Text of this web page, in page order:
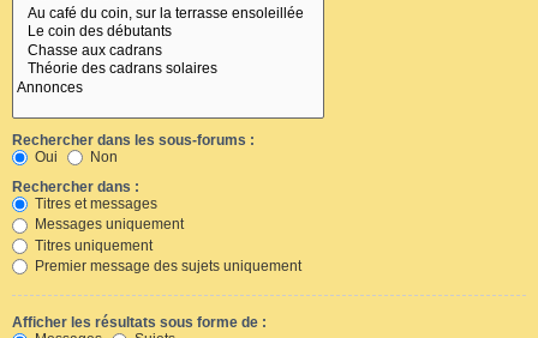
Rechercher dans les sous-forums :
Oui
Non
Rechercher dans :
Titres et messages
Messages uniquement
Titres uniquement
Premier message des sujets uniquement
Afficher les résultats sous forme de :